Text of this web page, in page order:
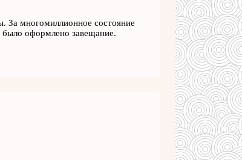
За многомиллионное состояние
оформлено завещание.